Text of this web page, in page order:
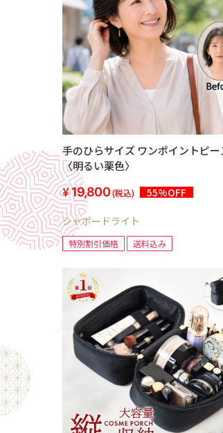
手のひらサイズ ワンポイントピ
〈明るい栗色〉
19,800(税込) 55%OFF
シャポードライト
特別割引価格 送料込み